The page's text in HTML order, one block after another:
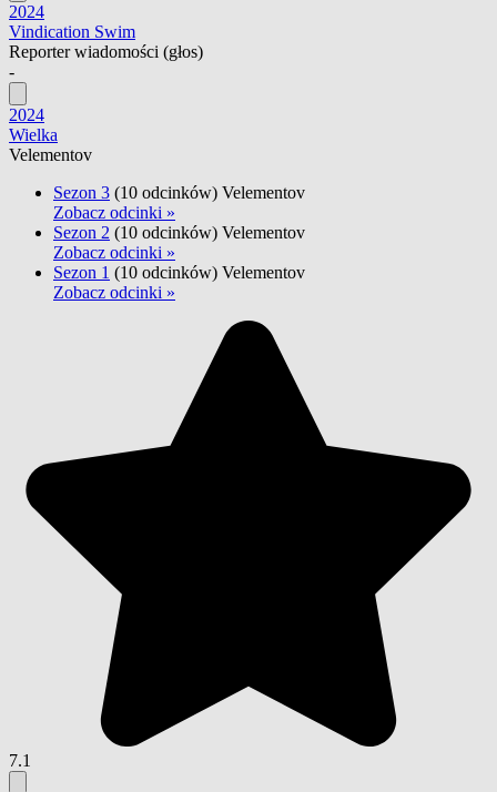
2024
Vindication Swim
Reporter wiadomości (głos)
-
2024
Wielka
Velementov
Sezon 3 (10 odcinków) Velementov
Zobacz odcinki »
Sezon 2 (10 odcinków) Velementov
Zobacz odcinki »
Sezon 1 (10 odcinków) Velementov
Zobacz odcinki »
7.1